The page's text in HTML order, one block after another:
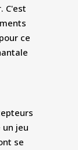
C'est
ce
jeu
se